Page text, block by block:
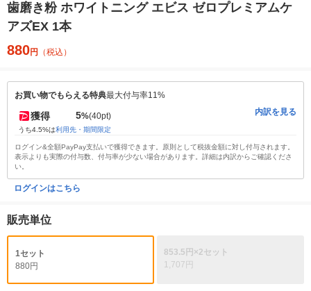
歯磨き粉 ホワイトニング エビス ゼロプレミアムケ
アズEX 1本
880円 （税込）
お買い物でもらえる特典最大付与率11%
獲得 5%(40pt)
うち4.5%は利用先・期間限定
内訳を見る
ログイン&全額PayPay支払いで獲得できます。原則として税抜金額に対し付与されます。
表示よりも実際の付与数、付与率が少ない場合があります。詳細は内訳からご確認くださ
い。
ログインはこちら
販売単位
1セット
880円
853.5円×2セット
1,707円